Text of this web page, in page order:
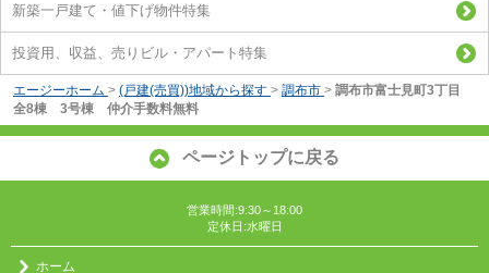
新築一戸建て・値下げ物件特集
投資用、収益、売りビル・アパート特集
エージーホーム > (戸建(売買))地域から探す > 調布市 > 調布市富士見町3丁目
全8棟 3号棟 仲介手数料無料
ページトップに戻る
営業時間:9:30～18:00
定休日:水曜日
ホーム